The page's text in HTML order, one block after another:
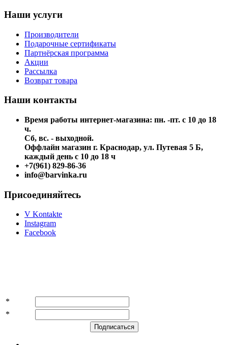
Наши услуги
Производители
Подарочные сертификаты
Партнёрская программа
Акции
Рассылка
Возврат товара
Наши контакты
Время работы интернет-магазина: пн. -пт. с 10 до 18
ч.
Сб, вс. - выходной.
Оффлайн магазин г. Краснодар, ул. Путевая 5 Б,
каждый день с 10 до 18 ч
+7(961) 829-86-36
info@barvinka.ru
Присоединяйтесь
V Kontakte
Instagram
Facebook
*
*